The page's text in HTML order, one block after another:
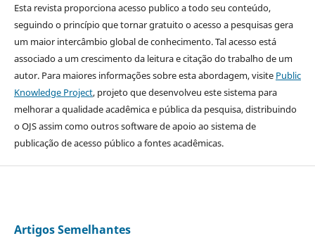
Esta revista proporciona acesso publico a todo seu conteúdo,
seguindo o princípio que tornar gratuito o acesso a pesquisas gera
um maior intercâmbio global de conhecimento. Tal acesso está
associado a um crescimento da leitura e citação do trabalho de um
autor. Para maiores informações sobre esta abordagem, visite Public
Knowledge Project, projeto que desenvolveu este sistema para
melhorar a qualidade acadêmica e pública da pesquisa, distribuindo
o OJS assim como outros software de apoio ao sistema de
publicação de acesso público a fontes acadêmicas.
Artigos Semelhantes